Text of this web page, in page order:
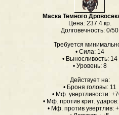
Маска Темного
Цена: 237.4 кр.
Долговечность: 0/50
Требуется
• Сила: 14
• Выносливость: 14
• Уровень: 8
Действует на:
• Броня головы: 11
• Мф. увертливости:
• Мф. против крит.
• Мф. против увертлив: